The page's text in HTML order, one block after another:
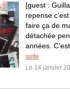
[guest :
repense
faire ça de
détachée
années.
suite
Le 14 janvier